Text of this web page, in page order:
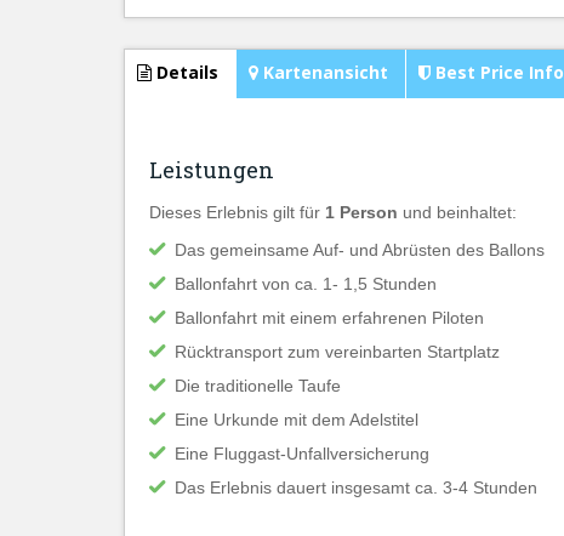
Details Kartenansicht Best Price Info
Leistungen
Dieses Erlebnis gilt für 1 Person und beinhaltet:
Das gemeinsame Auf- und Abrüsten des Ballons
Ballonfahrt von ca. 1- 1,5 Stunden
Ballonfahrt mit einem erfahrenen Piloten
Rücktransport zum vereinbarten Startplatz
Die traditionelle Taufe
Eine Urkunde mit dem Adelstitel
Eine Fluggast-Unfallversicherung
Das Erlebnis dauert insgesamt ca. 3-4 Stunden